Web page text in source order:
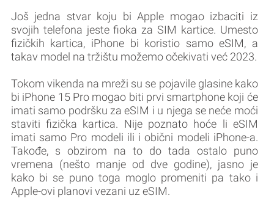
Još jedna stvar koju bi Apple mogao izbaciti iz
svojih telefona jeste fioka za SIM kartice. Umesto
fizičkih kartica, iPhone bi koristio samo eSIM, a
takav model na tržištu možemo očekivati već 2023.
Tokom vikenda na mreži su se pojavile glasine kako
bi iPhone 15 Pro mogao biti prvi smartphone koji će
imati samo podršku za eSIM i u njega se neće moći
staviti fizička kartica. Nije poznato hoće li eSIM
imati samo Pro modeli ili i obični modeli iPhone-a.
Takođe, s obzirom na to do tada ostalo puno
vremena (nešto manje od dve godine), jasno je
kako bi se puno toga moglo promeniti pa tako i
Apple-ovi planovi vezani uz eSIM.